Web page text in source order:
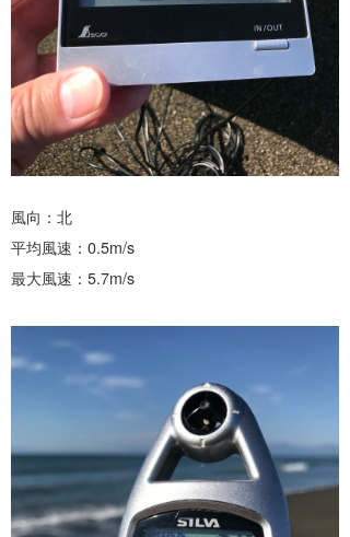
風向：北
平均風速：0.5m/s
最大風速：5.7m/s